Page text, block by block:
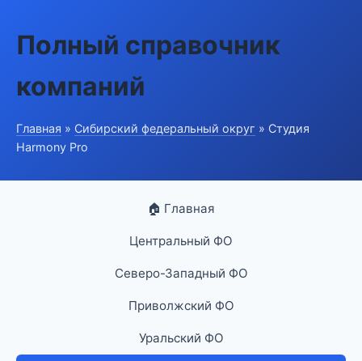
Полный справочник
компаний
Главная » Сибирский федеральный округ » Студия
Harmony Pro
🏠 Главная
Центральный ФО
Северо-Западный ФО
Приволжский ФО
Уральский ФО